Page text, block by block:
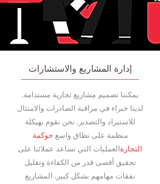
إدارة المشاريع والاستشارات
يمكننا تصميم مشاريع تجارية مستدامة.
لدينا خبراء في مراقبة الصادرات والامتثال
للاستيراد والتصدير. نحن نقوم بهيكلة
منظمة على نطاق واسع حوكمة
التجارةالعمليات التي تساعد عملائنا على
تحقيق أقصى قدر من الكفاءة وتقليل
نفقات مهامهم بشكل كبير. المشاريع